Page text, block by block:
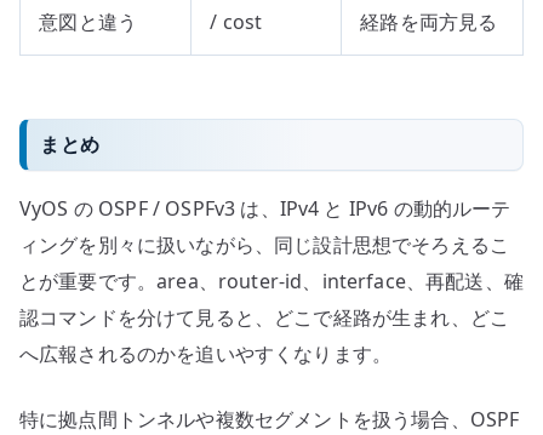
意図と違う
/ cost
経路を両方見る
まとめ
VyOS の OSPF / OSPFv3 は、IPv4 と IPv6 の動的ルーテ
ィングを別々に扱いながら、同じ設計思想でそろえるこ
とが重要です。area、router-id、interface、再配送、確
認コマンドを分けて見ると、どこで経路が生まれ、どこ
へ広報されるのかを追いやすくなります。
特に拠点間トンネルや複数セグメントを扱う場合、OSPF